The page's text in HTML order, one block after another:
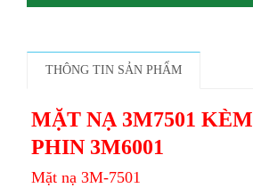
THÔNG TIN SẢN PHẨM
MẶT NẠ 3M7501 KÈM
PHIN 3M6001
Mặt nạ 3M-7501